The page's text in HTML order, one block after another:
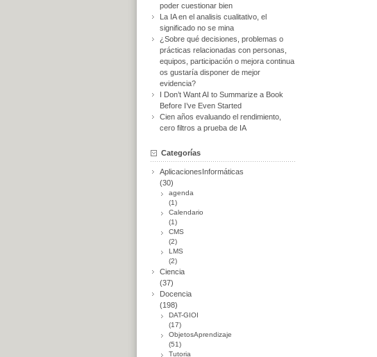
poder cuestionar bien
La IA en el analisis cualitativo, el
significado no se mina
¿Sobre qué decisiones, problemas o
prácticas relacionadas con personas,
equipos, participación o mejora continua
os gustaría disponer de mejor
evidencia?
I Don’t Want AI to Summarize a Book
Before I’ve Even Started
Cien años evaluando el rendimiento,
cero filtros a prueba de IA
Categorías
AplicacionesInformáticas
(30)
agenda
(1)
Calendario
(1)
CMS
(2)
LMS
(2)
Ciencia
(37)
Docencia
(198)
DAT-GIOI
(17)
ObjetosAprendizaje
(51)
Tutoria